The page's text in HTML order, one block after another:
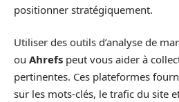
positionner stratégiquement.
Utiliser des outils d’analyse de
ou Ahrefs peut vous aider à
pertinentes. Ces plateformes
sur les mots-clés, le trafic du site